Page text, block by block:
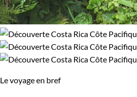
Le voyage en bref